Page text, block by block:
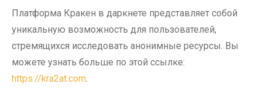
Платформа Кракен в даркнете представляет собой
уникальную возможность для пользователей,
стремящихся исследовать анонимные ресурсы. Вы
можете узнать больше по этой ссылке:
https://kra2at.com.